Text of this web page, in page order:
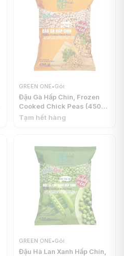
GREEN ONE•Gói
Đậu Gà Hấp Chín, Frozen
Cooked Chick Peas (450g)
- GREEN ONE
Tạm hết hàng
GREEN ONE•Gói
Đậu Hà Lan Xanh Hấp Chín,